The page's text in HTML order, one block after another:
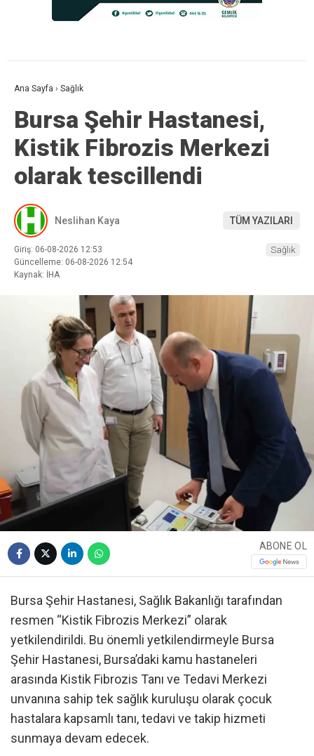
Ana Sayfa › Sağlık
Bursa Şehir Hastanesi,
Kistik Fibrozis Merkezi
olarak tescillendi
Neslihan Kaya TÜM YAZILARI
Giriş: 06-08-2026 12:53
Güncelleme: 06-08-2026 12:54
Kaynak: İHA
Sağlık
ABONE OL
Bursa Şehir Hastanesi, Sağlık Bakanlığı tarafından
resmen “Kistik Fibrozis Merkezi” olarak
yetkilendirildi. Bu önemli yetkilendirmeyle Bursa
Şehir Hastanesi, Bursa’daki kamu hastaneleri
arasında Kistik Fibrozis Tanı ve Tedavi Merkezi
unvanına sahip tek sağlık kuruluşu olarak çocuk
hastalara kapsamlı tanı, tedavi ve takip hizmeti
sunmaya devam edecek.